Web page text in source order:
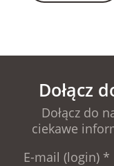
Dołącz
Dołącz do
ciekawe
E-mail (login) *